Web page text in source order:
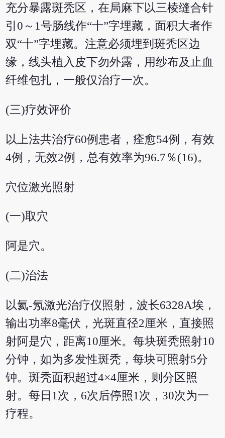
充分暴露斑秃区，在局麻下以三棱缝合针
引0～1号肠线作“十”字埋藏，面积大者作
双“十”字埋藏。注意必须埋到斑秃区边
缘，线头植入皮下勿外露，用纱布及止血
纤维包扎，一般仅治疗一次。
(三)疗效评价
以上法共治疗60例患者，痊愈54例，有效
4例，无效2例，总有效率为96.7％(16)。
穴位激光照射
(一)取穴
阿是穴。
(二)治法
以氦-氖激光治疗仪照射，波长6328A埃，
输出功率8毫伏，光斑直径2厘米，直接照
射阿是穴，距离10厘米。每块斑秃照射10
分钟，如为多发性斑秃，每块可照射5分
钟。斑秃面积超过4×4厘米，则分区照
射。每日1次，6次后停照1次，30次为一
疗程。